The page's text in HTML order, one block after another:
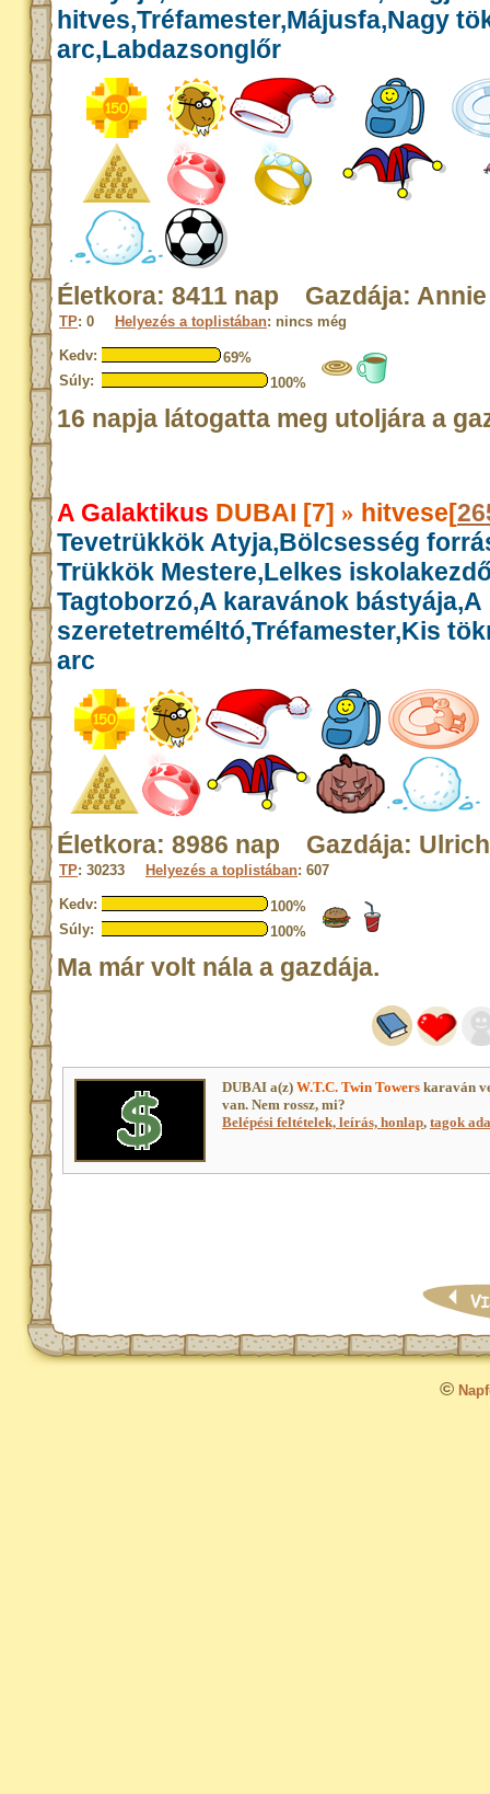
hitves,Tréfamester,Májusfa,Nagy
arc,Labdazsonglőr
Életkora: 8411 nap Gazdája: Annie
TP: 0 Helyezés a toplistában: nincs még
Kedv:
69%
Súly:
100%
16 napja látogatta meg utoljára a
A Galaktikus DUBAI [7] » hitvese[
Tevetrükkök Atyja,Bölcsesség
Trükkök Mestere,Lelkes
Tagtoborzó,A karavánok bástyája,A
szeretetreméltó,Tréfamester,Kis
arc
Életkora: 8986 nap Gazdája:
TP: 30233 Helyezés a toplistában: 607
Kedv:
100%
Súly:
100%
Ma már volt nála a gazdája.
DUBAI a(z) W.T.C. Twin Towers karaván
van. Nem rossz, mi?
Belépési feltételek, leírás, honlap, tagok
©